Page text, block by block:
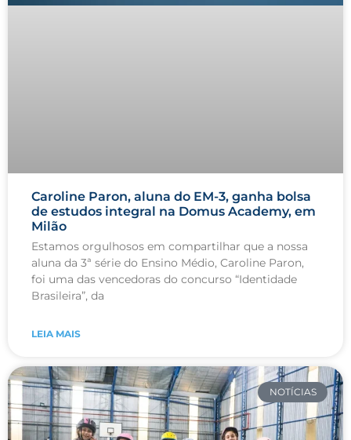
Caroline Paron, aluna do EM-3, ganha bolsa
de estudos integral na Domus Academy, em
Milão
Estamos orgulhosos em compartilhar que a nossa
aluna da 3ª série do Ensino Médio, Caroline Paron,
foi uma das vencedoras do concurso “Identidade
Brasileira”, da
LEIA MAIS
NOTÍCIAS